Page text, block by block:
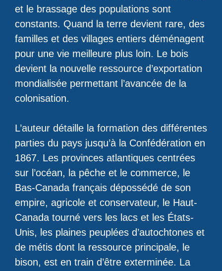
et le brassage des populations sont
constants. Quand la terre devient rare, des
familles et des villages entiers déménagent
pour une vie meilleure plus loin. Le bois
devient la nouvelle ressource d’exportation
mondialisée permettant l’avancée de la
colonisation.
L’auteur détaille la formation des différentes
parties du pays jusqu’à la Confédération en
1867. Les provinces atlantiques centrées
sur l’océan, la pêche et le commerce, le
Bas-Canada français dépossédé de son
empire, agricole et conservateur, le Haut-
Canada tourné vers les lacs et les États-
Unis, les plaines peuplées d’autochtones et
de métis dont la ressource principale, le
bison, est en train d’être exterminée. La